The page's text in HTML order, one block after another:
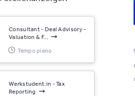
Consultant - Deal Advisory -
Valuation & F...
Tempo pieno
Werkstudent:in - Tax
Reporting